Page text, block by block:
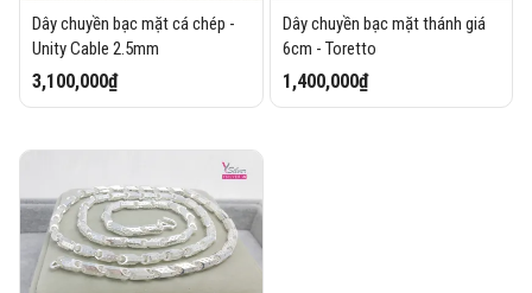
Dây chuyền bạc mặt cá chép -
Unity Cable 2.5mm
3,100,000₫
Dây chuyền bạc mặt thánh giá
6cm - Toretto
1,400,000₫